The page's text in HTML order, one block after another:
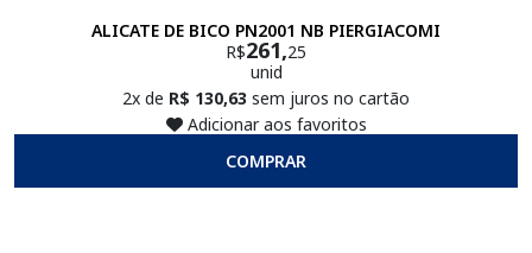
ALICATE DE BICO PN2001 NB PIERGIACOMI
R$261,25
unid
2x de R$ 130,63 sem juros no cartão
Adicionar aos favoritos
COMPRAR